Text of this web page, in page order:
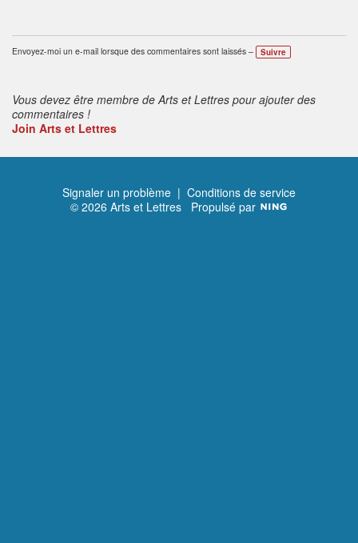
Envoyez-moi un e-mail lorsque des commentaires sont laissés – Suivre
Vous devez être membre de Arts et Lettres pour ajouter des
commentaires !
Join Arts et Lettres
Signaler un problème | Conditions de service
© 2026 Arts et Lettres Propulsé par